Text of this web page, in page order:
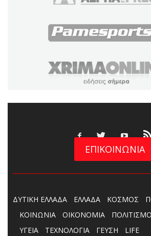
ΕΠΙΚΟΙΝΩΝΙΑ
ΔΥΤΙΚΗ ΕΛΛΑΔΑ ΕΛΛΑΔΑ ΚΟΣΜΟΣ
ΚΟΙΝΩΝΙΑ
ΟΙΚΟΝΟΜΙΑ
ΥΓΕΙΑ
ΤΕΧΝΟΛΟΓΙΑ ΓΕΥΣΗ LIFE